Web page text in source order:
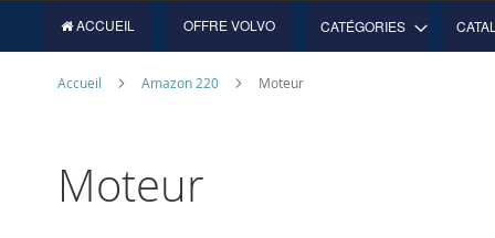
ACCUEIL OFFRE VOLVO CATÉGORIES
Accueil Amazon 220 Moteur
Moteur